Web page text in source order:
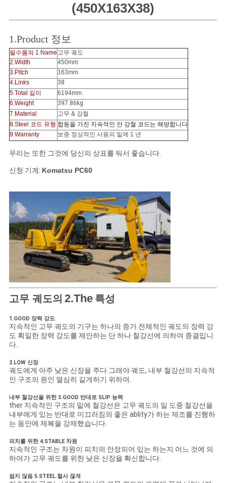
NEWS
사
이
트
맵
PRIVACY
(450X163X38)
1.Product 정보
필수품의 1.Name 고무 궤도
2.Width
450mm
3.Pitch
163mm
4.Links
38
5.Total 길이
6194mm
6.Weight
397.86kg
7.Material
고무 & 강철
8.Steel 코드 유형 합동을 가진 지속적인 안 강철 코드는 해방합니다
9.Warranty
보증 정상적인 사용의 밑에 1 년
우리는 또한 그것에 당신의 상표를 둬서 좋습니다.
신청 기계: Komatsu PC60
고무 궤도의 2.The 특성
1.GOOD 장력 강도
지속적인 고무 궤도의 기구는 하나의 증가 전체적인 궤도의 장력 강
도 획일한 장력 강도를 제안하는 단 하나 철강선에 의하여 종결입니
다.
2.LOW 신장
궤도에게 아주 낮은 신장을 주다 그래야 궤도, 내부 철강선의 지속적
인 구조의 원인 열심히 길게하기 위하여.
내부 철강선을 위한 3.GOOD 반대로 SLIP 능력
ther 지속적인 구조의 밑에 철강선은 고무 궤도의 일 도중 철강선을
내부에게 있는 반대로 미끄러짐의 좋은 ablity가 하는 제조를 진행하
는 동안에 제복을 강제했습니다.
피치를 위한 4.STABLE 차원
지속적인 구조는 차원이 피치의 안정되어 있는 하는지 어느 것에 의
하여가 고무 궤도를 위한 낮은 신장을 확신합니다.
쉽지 않음 5.STEEL 철사 끊게